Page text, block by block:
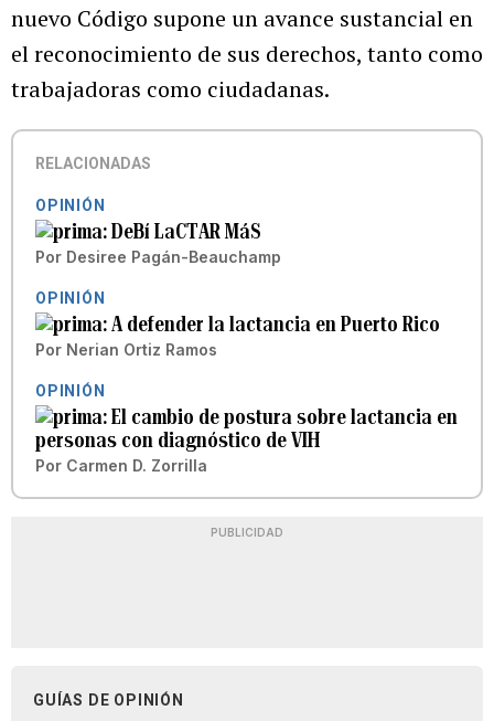
nuevo Código supone un avance sustancial en
el reconocimiento de sus derechos, tanto como
trabajadoras como ciudadanas.
RELACIONADAS
OPINIÓN
DeBí LaCTAR MáS
Por Desiree Pagán-Beauchamp
OPINIÓN
A defender la lactancia en Puerto Rico
Por Nerian Ortiz Ramos
OPINIÓN
El cambio de postura sobre lactancia en
personas con diagnóstico de VIH
Por Carmen D. Zorrilla
PUBLICIDAD
GUÍAS DE OPINIÓN